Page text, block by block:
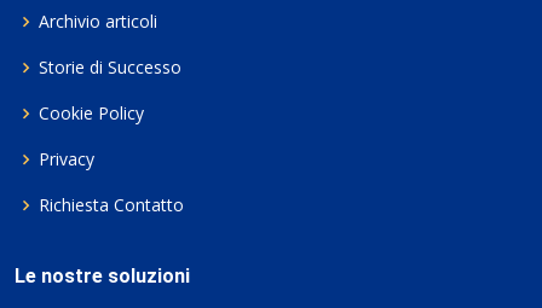
Archivio articoli
Storie di Successo
Cookie Policy
Privacy
Richiesta Contatto
Le nostre soluzioni